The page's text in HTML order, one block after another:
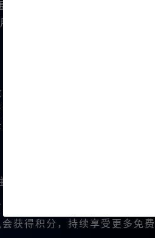
十分广泛。包括艺|术家、设
途：
灵感，生成草图，或者作为创
需求的样式，节省设计过程中
习视觉艺术与设计的良好工具
册福利也非常丰富：
受无限量使用GPT-4O增强版
获得积分，持续享受更多免费